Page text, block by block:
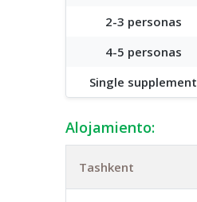
2-3 personas
4-5 personas
Single supplement
Alojamiento:
Tashkent